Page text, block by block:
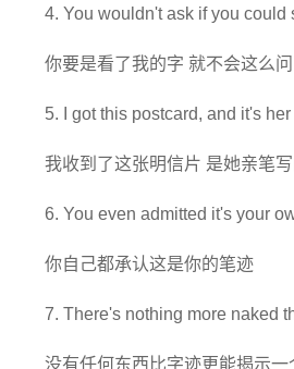
4. You wouldn't ask if you could
你要是看了我的字 就不会这么问
5. I got this postcard, and it's
我收到了这张明信片 是她亲笔
6. You even admitted it's your
你自己都承认这是你的笔迹
7. There's nothing more naked
没有任何东西比字迹更能揭示一